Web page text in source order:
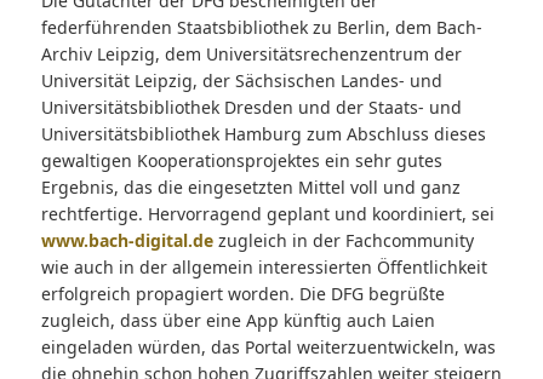
federführenden Staatsbibliothek zu Berlin, dem Bach-
Archiv Leipzig, dem Universitätsrechenzentrum der
Universität Leipzig, der Sächsischen Landes- und
Universitätsbibliothek Dresden und der Staats- und
Universitätsbibliothek Hamburg zum Abschluss dieses
gewaltigen Kooperationsprojektes ein sehr gutes
Ergebnis, das die eingesetzten Mittel voll und ganz
rechtfertige. Hervorragend geplant und koordiniert, sei
www.bach-digital.dezugleich in der Fachcommunity
wie auch in der allgemein interessierten Öffentlichkeit
erfolgreich propagiert worden. Die DFG begrüßte
zugleich, dass über eine App künftig auch Laien
eingeladen würden, das Portal weiterzuentwickeln, was
die ohnehin schon hohen Zugriffszahlen weiter steigern